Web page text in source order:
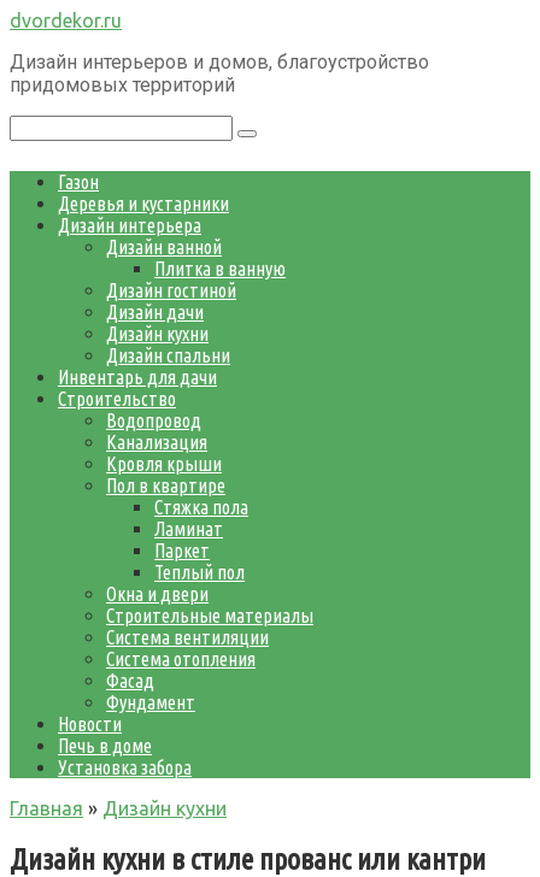
Перейти
контенту
dvordekor.ru
Дизайн интерьеров и домов, благоустройство
придомовых территорий
Газон
Деревья и кустарники
Дизайн интерьера
Дизайн ванной
Плитка в ванную
Дизайн гостиной
Дизайн дачи
Дизайн кухни
Дизайн спальни
Инвентарь для дачи
Строительство
Водопровод
Канализация
Кровля крыши
Пол в квартире
Стяжка пола
Ламинат
Паркет
Теплый пол
Окна и двери
Строительные материалы
Система вентиляции
Система отопления
Фасад
Фундамент
Новости
Печь в доме
Установка забора
Главная » Дизайн кухни
Дизайн кухни в стиле прованс или кантри